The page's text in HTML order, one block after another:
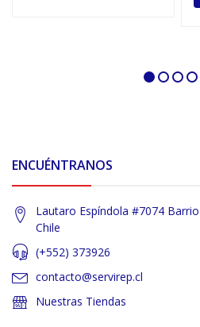
ENCUÉNTRANOS
Lautaro Espíndola #7074
Chile
(+552) 373926
contacto@servirep.cl
Nuestras Tiendas